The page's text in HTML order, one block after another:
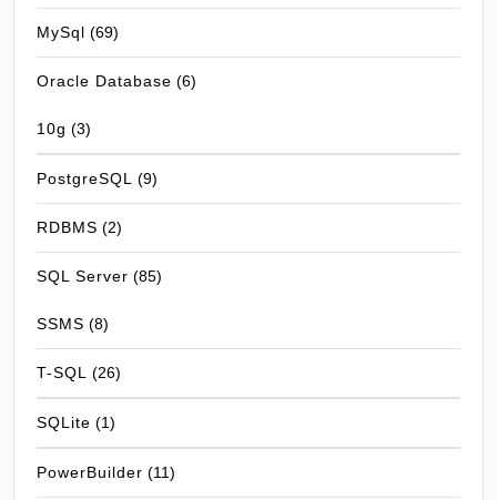
MySql (69)
Oracle Database (6)
10g (3)
PostgreSQL (9)
RDBMS (2)
SQL Server (85)
SSMS (8)
T-SQL (26)
SQLite (1)
PowerBuilder (11)